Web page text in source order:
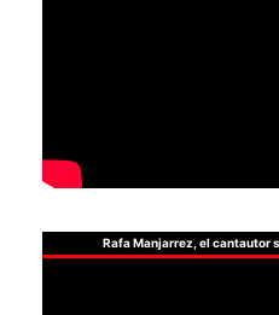
Rafa Manjarrez, el cantautor